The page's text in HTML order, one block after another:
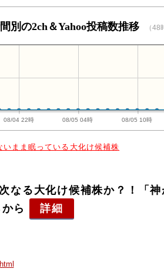
別の2ch＆Yahoo投稿数推移 （48
08/04 22時 08/05 04時 08/05 10時
いまま眠っている大化け候補株
なる大化け候補株か？！「
ら
詳細